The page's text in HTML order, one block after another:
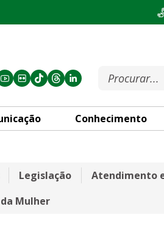
Conhecimento
Legislação
Atendimento
Mulher